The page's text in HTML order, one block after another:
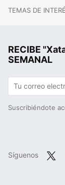
TEMAS DE
RECIBE
SEMANAL
Suscribiéndote
Síguenos